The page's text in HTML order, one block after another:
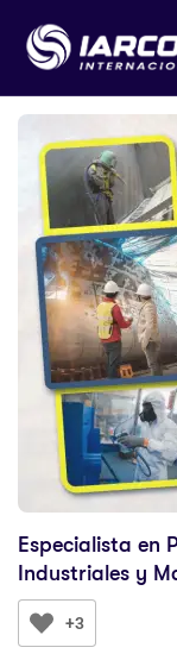
Especialista en
Industriales y
+3